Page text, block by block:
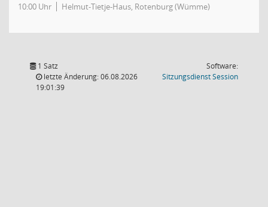
10:00 Uhr Helmut-Tietje-Haus, Rotenburg (Wümme)
1 Satz
letzte Änderung: 06.08.2026
19:01:39
Software:
SitzungsdienstSession(Wird in